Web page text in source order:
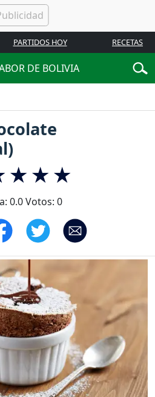
PARTIDOS HOY RECETAS
DE BOLIVIA
0.0Votos: 0